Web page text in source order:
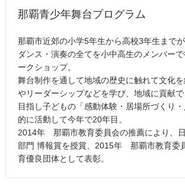
那覇青少年舞台プログラム
那覇市近郊の小学5年生から高校3年生まで
ダンス・演奏の全てを小中高生のメンバー
ークショップ。
舞台制作を通して地域の歴史に触れて文化
やリーダーシップなどを学び、地域に貢献
目指し子どもの「感動体験・居場所づくり
的に活動して今年で20年目。
2014年 那覇市教育委員会の推薦により、
部⾨ 博報賞を授賞、2015年 那覇市教育委
育優良団体として表彰。